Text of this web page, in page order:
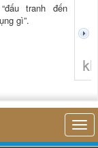
LÀ... RỬA BÁT
(NCTG) “Lần đầu
tiên tôi thấy hơi
trong cái công việc
nhỏ bé đó mà